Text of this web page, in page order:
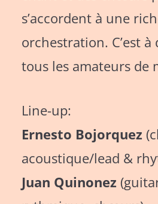
s’accordent à une
orchestration. C’est
tous les amateurs de
Line-up:
Ernesto Bojorquez
acoustique/lead &
Juan Quinonez